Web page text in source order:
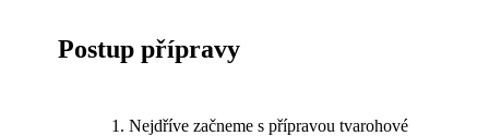
Postup přípravy
Nejdříve začneme s přípravou tvarohové